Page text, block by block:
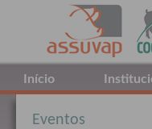
Início
Eventos